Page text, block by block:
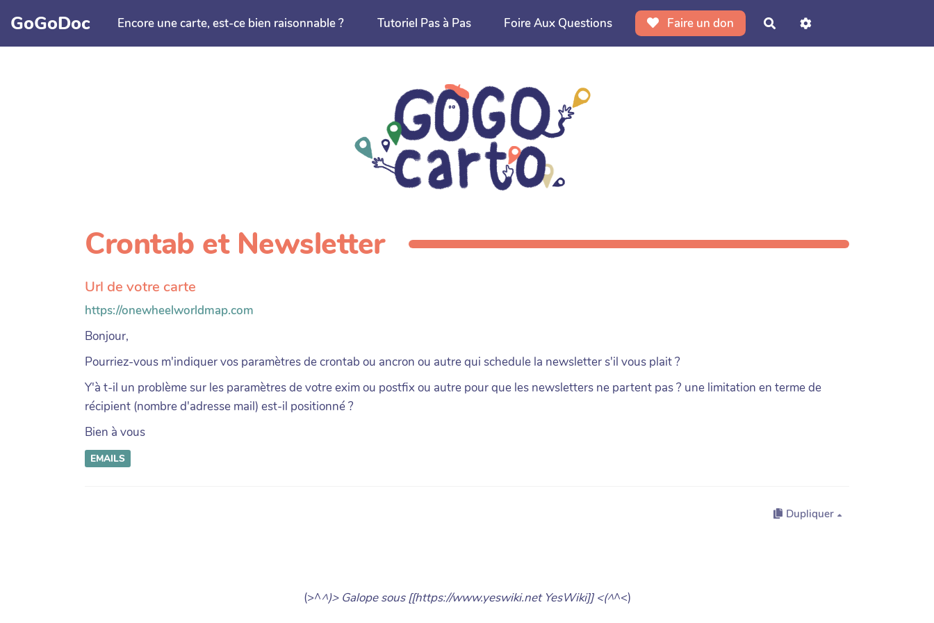
Aller au contenu principal
GoGoDoc Encore une carte, est-ce bien raisonnable ? Tutoriel Pas à Pas Foire Aux Questions Faire un don Rechercher
Crontab et Newsletter
Url de votre carte
https://onewheelworldmap.com
Bonjour,
Pourriez-vous m'indiquer vos paramètres de crontab ou ancron ou autre qui schedule la newsletter s'il vous plait ?
Y'à t-il un problème sur les paramètres de votre exim ou postfix ou autre pour que les newsletters ne partent pas ? une limitation en terme de
récipient (nombre d'adresse mail) est-il positionné ?
Bien à vous
EMAILS
Dupliquer
(>^^)> Galope sous [[https://www.yeswiki.net YesWiki]] <(^^<)